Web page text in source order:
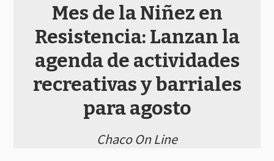
Mes de la Niñez en
Resistencia: Lanzan la
agenda de actividades
recreativas y barriales
para agosto
Chaco On Line